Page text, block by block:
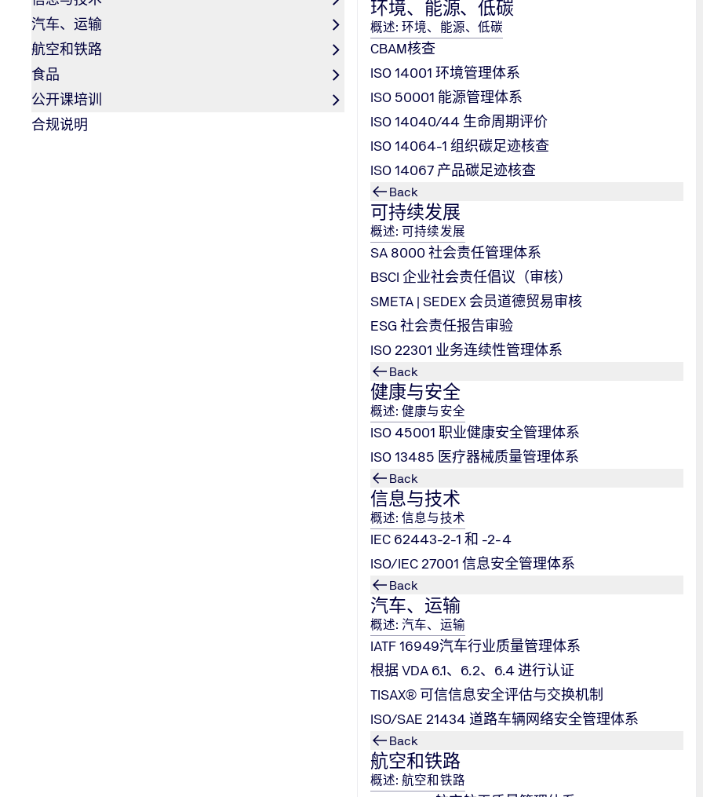
汽车、运输
航空和铁路
食品
公开课培训
合规说明
环境、能源、低碳
概述: 环境、能源、低碳
CBAM核查
ISO 14001 环境管理体系
ISO 50001 能源管理体系
ISO 14040/44 生命周期评价
ISO 14064-1 组织碳足迹核查
ISO 14067 产品碳足迹核查
Back
可持续发展
概述: 可持续发展
SA 8000 社会责任管理体系
BSCI 企业社会责任倡议（审核）
SMETA | SEDEX 会员道德贸易审核
ESG 社会责任报告审验
ISO 22301 业务连续性管理体系
Back
健康与安全
概述: 健康与安全
ISO 45001 职业健康安全管理体系
ISO 13485 医疗器械质量管理体系
Back
信息与技术
概述: 信息与技术
IEC 62443-2-1 和 -2-4
ISO/IEC 27001 信息安全管理体系
Back
汽车、运输
概述: 汽车、运输
IATF 16949汽车行业质量管理体系
根据 VDA 6.1、6.2、6.4 进行认证
TISAX® 可信信息安全评估与交换机制
ISO/SAE 21434 道路车辆网络安全管理体系
Back
航空和铁路
概述: 航空和铁路
符合ISO 9001标准的质量管理体系，是国内外各类规模企业展示专业能力和绩效表现的理想基础。其核心优势在于该标
除了环境、能源以及职业安全与健康管理等质量管理之外，公司通常还